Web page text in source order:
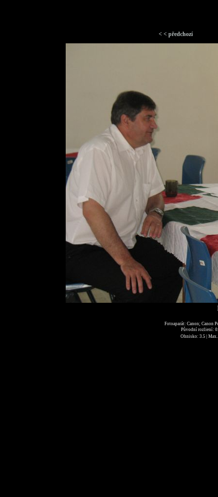
< < předchozí
Fotoaparát: Canon; Canon
Původní rozliení:
Ohnisko: 3.5 |